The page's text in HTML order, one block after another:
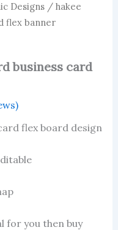
Designs/ hakee
flex banner
business card
flex board design
for you then buy